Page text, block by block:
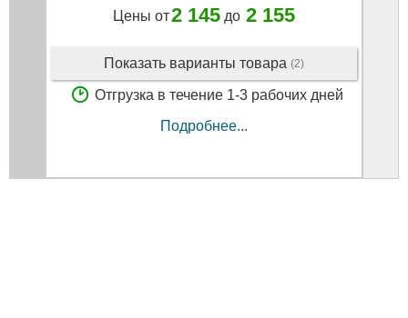
Цены от2 145 до 2 155
Показать варианты товара (2)
Отгрузка в течение 1-3 рабочих дней
Подробнее...